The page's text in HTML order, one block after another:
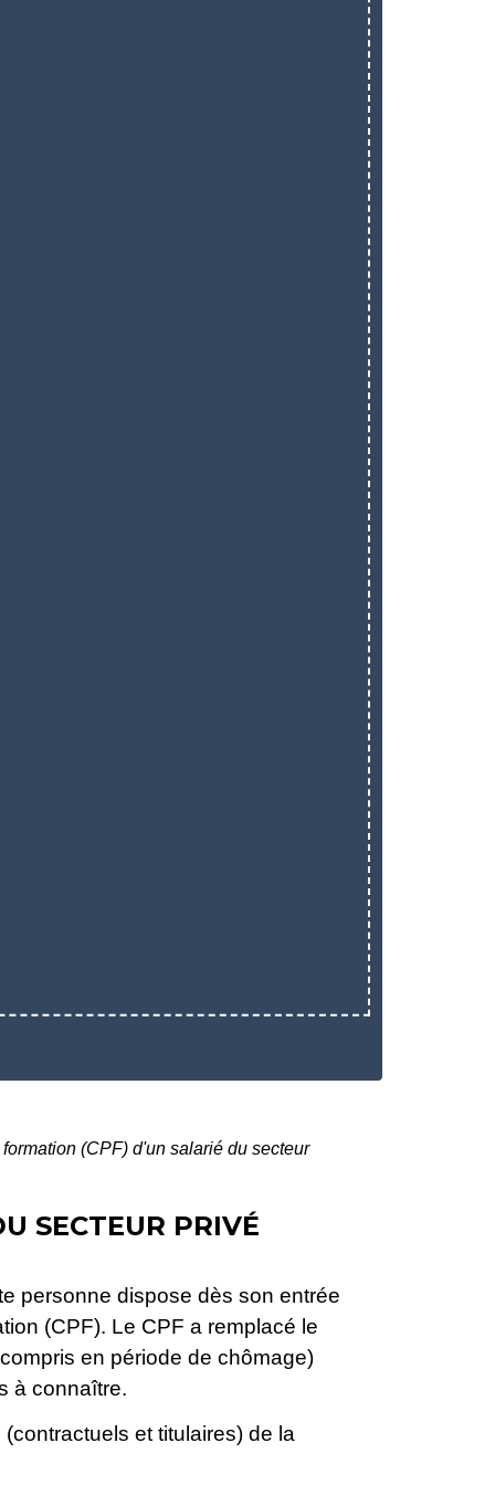
(CPF) d'un salarié du secteur
SECTEUR PRIVÉ
personne dispose dès son entrée
(CPF). Le CPF a remplacé le
en période de chômage)
à connaître.
et titulaires) de la